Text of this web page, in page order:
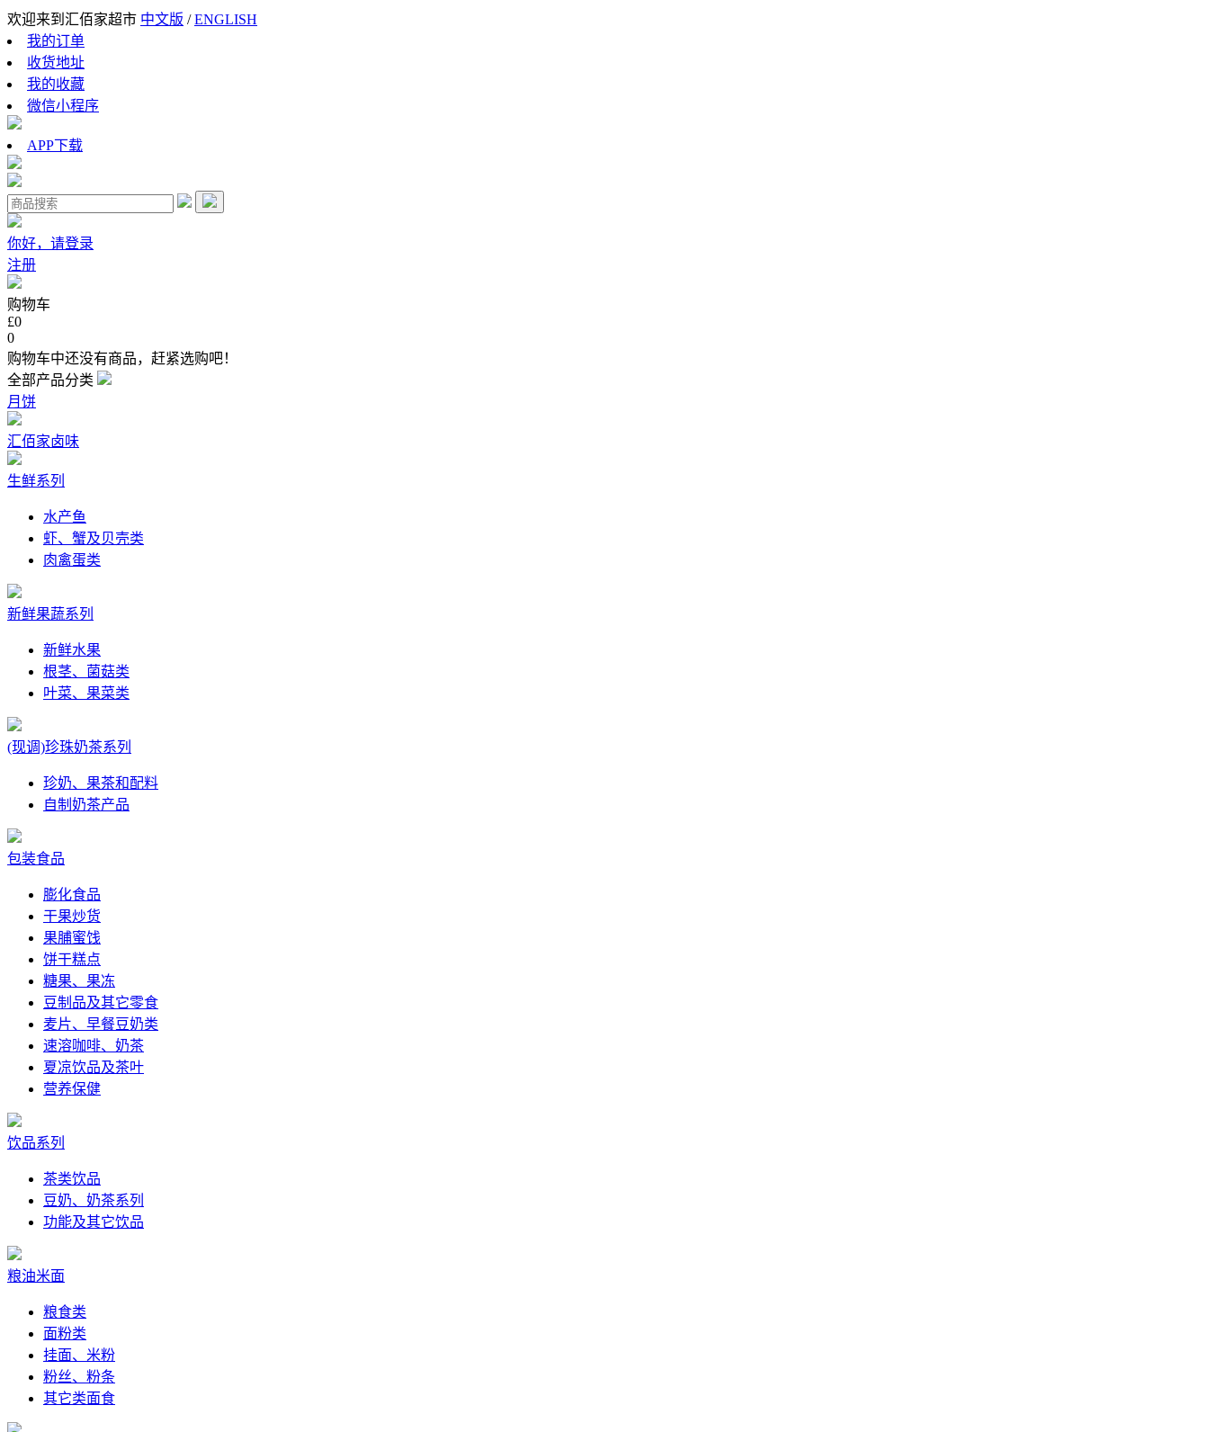
欢迎来到汇佰家超市 中文版 /ENGLISH
我的订单
收货地址
我的收藏
微信小程序
APP下载
你好，请登录
注册
购物车
£0
0
购物车中还没有商品，赶紧选购吧！
全部产品分类
月饼
汇佰家卤味
生鲜系列
水产鱼
虾、蟹及贝壳类
肉禽蛋类
新鲜果蔬系列
新鲜水果
根茎、菌菇类
叶菜、果菜类
(现调)珍珠奶茶系列
珍奶、果茶和配料
自制奶茶产品
包装食品
膨化食品
干果炒货
果脯蜜饯
饼干糕点
糖果、果冻
豆制品及其它零食
麦片、早餐豆奶类
速溶咖啡、奶茶
夏凉饮品及茶叶
营养保健
饮品系列
茶类饮品
豆奶、奶茶系列
功能及其它饮品
粮油米面
粮食类
面粉类
挂面、米粉
粉丝、粉条
其它类面食